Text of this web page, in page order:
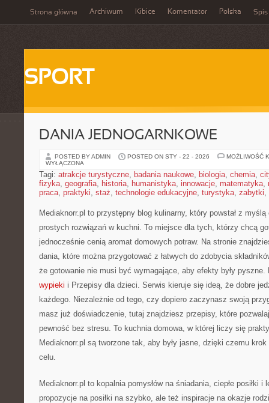
Strona główna Archiwum Kibice Komentator Polska Spis
SPORT
DANIA JEDNOGARNKOWE
POSTED BY ADMIN POSTED ON STY - 22 - 2026
MOŻLIWOŚĆ
WYŁĄCZONA
Tagi: atrakcje turystyczne, badania naukowe, biologia, chemia,
fizyka, geografia, historia, humanistyka, innowacje, matematyka,
praca, praktyki, staż, technologie edukacyjne, turystyka, zabytki,
Mediaknorr.pl to przystępny blog kulinarny, który powstał z
prostych rozwiązań w kuchni. To miejsce dla tych, którzy chcą
jednocześnie cenią aromat domowych potraw. Na stronie
dania, które można przygotować z łatwych do zdobycia
że gotowanie nie musi być wymagające, aby efekty były
wypieki i Przepisy dla dzieci. Serwis kieruje się ideą, że dobre
każdego. Niezależnie od tego, czy dopiero zaczynasz swoją
masz już doświadczenie, tutaj znajdziesz przepisy, które
pewność bez stresu. To kuchnia domowa, w której liczy się
Mediaknorr.pl są tworzone tak, aby były jasne, dzięki czemu
celu.
Mediaknorr.pl to kopalnia pomysłów na śniadania, ciepłe posiłki
propozycje na posiłki na szybko, ale też inspiracje na okazje